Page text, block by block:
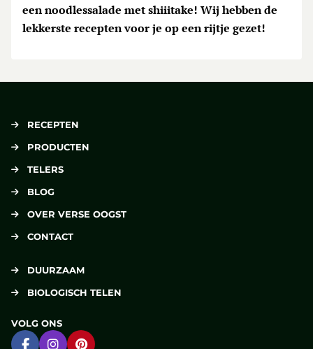
een noodlessalade met shiiitake! Wij hebben de
lekkerste recepten voor je op een rijtje gezet!
RECEPTEN
PRODUCTEN
TELERS
BLOG
OVER VERSE OOGST
CONTACT
DUURZAAM
BIOLOGISCH TELEN
VOLG ONS